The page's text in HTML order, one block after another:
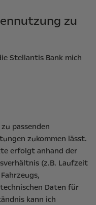
zu
Stellantis Bank mich
passenden
zukommen lässt.
erfolgt anhand der
(z.B. Laufzeit
Daten für
kann ich